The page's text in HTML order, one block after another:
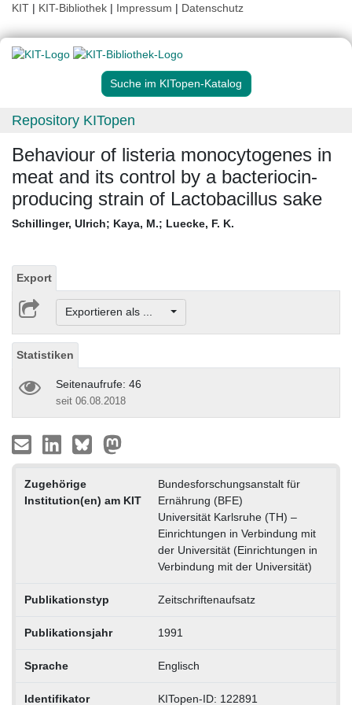
KIT | KIT-Bibliothek | Impressum | Datenschutz
Suche im KITopen-Katalog
Repository KITopen
Behaviour of listeria monocytogenes in
meat and its control by a bacteriocin-
producing strain of Lactobacillus sake
Schillinger, Ulrich; Kaya, M.; Luecke, F. K.
Export
Exportieren als ...
Statistiken
Seitenaufrufe: 46
seit 06.08.2018
Zugehörige
Institution(en) am KIT
Bundesforschungsanstalt für
Ernährung (BFE)
Universität Karlsruhe (TH) –
Einrichtungen in Verbindung mit
der Universität (Einrichtungen in
Verbindung mit der Universität)
Publikationstyp Zeitschriftenaufsatz
Publikationsjahr 1991
Sprache Englisch
Identifikator KITopen-ID: 122891